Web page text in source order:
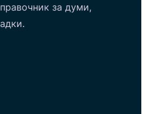
за думи,